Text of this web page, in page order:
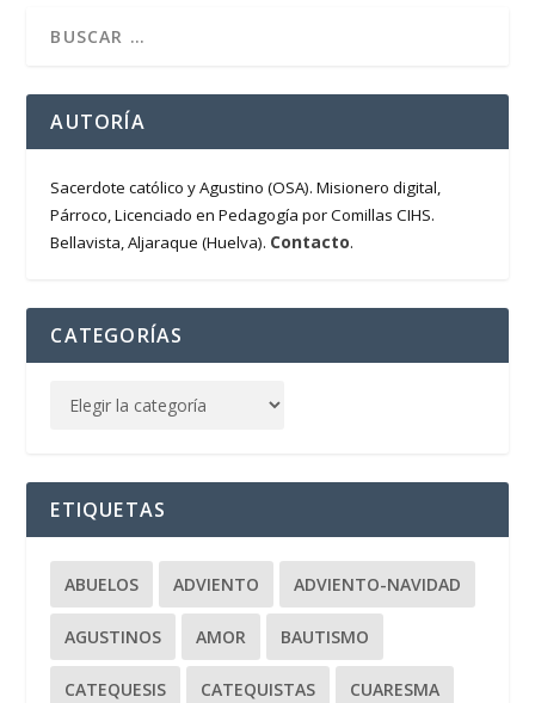
AUTORÍA
Sacerdote católico y Agustino (OSA). Misionero digital,
Párroco, Licenciado en Pedagogía por Comillas CIHS.
Bellavista, Aljaraque (Huelva). Contacto.
CATEGORÍAS
ETIQUETAS
ABUELOS ADVIENTO ADVIENTO-NAVIDAD
AGUSTINOS AMOR BAUTISMO
CATEQUESIS CATEQUISTAS CUARESMA